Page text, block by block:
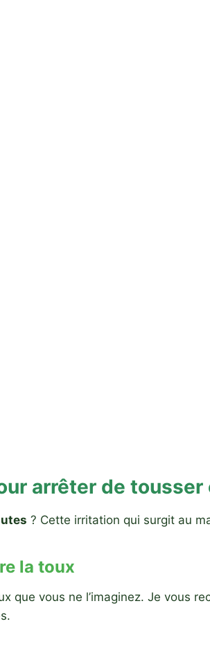
arrêter de tousser
? Cette irritation qui surgit au
la toux
que vous ne l’imaginez. Je vous